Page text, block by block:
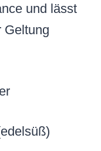
und lässt
Geltung